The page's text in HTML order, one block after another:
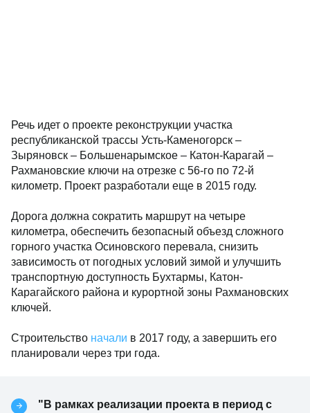
Речь идет о проекте реконструкции участка
республиканской трассы Усть-Каменогорск –
Зыряновск – Большенарымское – Катон-Карагай –
Рахмановские ключи на отрезке с 56-го по 72-й
километр. Проект разработали еще в 2015 году.
Дорога должна сократить маршрут на четыре
километра, обеспечить безопасный объезд сложного
горного участка Осиновского перевала, снизить
зависимость от погодных условий зимой и улучшить
транспортную доступность Бухтармы, Катон-
Карагайского района и курортной зоны Рахмановских
ключей.
Строительство начали в 2017 году, а завершить его
планировали через три года.
"В рамках реализации проекта в период с